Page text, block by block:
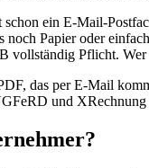
schon ein E-Mail-
Papier oder
vollständig Pflicht.
das per E-Mail
und